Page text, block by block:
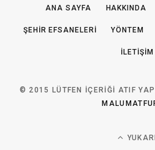
ANA SAYFA HAKKINDA
ŞEHIR EFSANELERI YÖNTEM
İLETIŞIM
© 2015 LÜTFEN IÇERIĞI ATIF
YUKARI